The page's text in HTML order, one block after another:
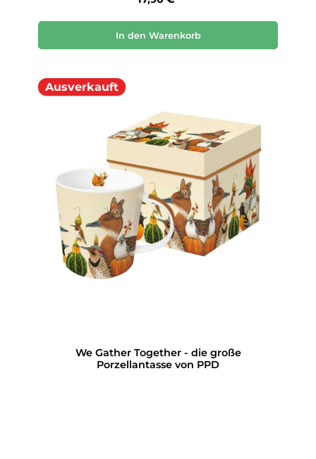
In den Warenkorb
Ausverkauft
We Gather Together - die große
Porzellantasse von PPD